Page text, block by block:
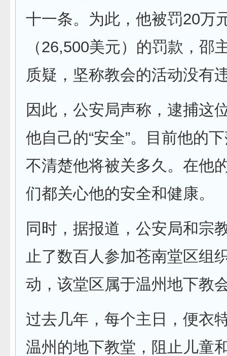
十一条。为此，他被罚20万
（26,500美元）的罚款，邵
质疑，坚称教会的活动没有
因此，公安局声称，逮捕这
他自己的“安全”。目前他的
不清楚他将被关多久。在他
们都关心他的安全和健康。
同时，据报道，公安局和宗
止了数百人参加苍南堂区组
动，该堂区属于温州地下教
过去几年，每个主日，便衣
温州的地下教堂，阻止儿童